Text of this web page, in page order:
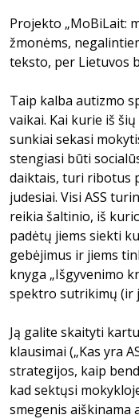
Projekto „MoBiLait:
žmonėms,
teksto, per Lietuvos
Taip kalba autizmo
vaikai. Kai kurie iš
sunkiai sekasi
stengiasi būti
daiktais, turi ribotus
judesiai. Visi ASS
reikia šaltinio, iš
padėtų jiems siekti
gebėjimus ir jiems
knyga „Išgyvenimo
spektro sutrikimų (ir
Ją galite skaityti
klausimai („Kas yra
strategijos, kaip
kad sektųsi
smegenis aiškinama